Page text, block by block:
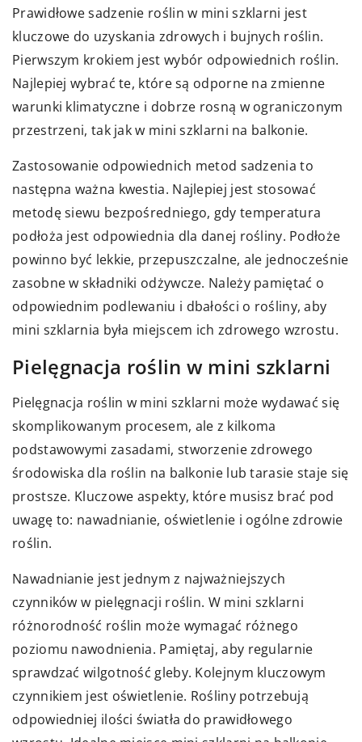
Prawidłowe sadzenie roślin w mini szklarni jest
kluczowe do uzyskania zdrowych i bujnych roślin.
Pierwszym krokiem jest wybór odpowiednich roślin.
Najlepiej wybrać te, które są odporne na zmienne
warunki klimatyczne i dobrze rosną w ograniczonym
przestrzeni, tak jak w mini szklarni na balkonie.
Zastosowanie odpowiednich metod sadzenia to
następna ważna kwestia. Najlepiej jest stosować
metodę siewu bezpośredniego, gdy temperatura
podłoża jest odpowiednia dla danej rośliny. Podłoże
powinno być lekkie, przepuszczalne, ale jednocześnie
zasobne w składniki odżywcze. Należy pamiętać o
odpowiednim podlewaniu i dbałości o rośliny, aby
mini szklarnia była miejscem ich zdrowego wzrostu.
Pielęgnacja roślin w mini szklarni
Pielęgnacja roślin w mini szklarni może wydawać się
skomplikowanym procesem, ale z kilkoma
podstawowymi zasadami, stworzenie zdrowego
środowiska dla roślin na balkonie lub tarasie staje się
prostsze. Kluczowe aspekty, które musisz brać pod
uwagę to: nawadnianie, oświetlenie i ogólne zdrowie
roślin.
Nawadnianie jest jednym z najważniejszych
czynników w pielęgnacji roślin. W mini szklarni
różnorodność roślin może wymagać różnego
poziomu nawodnienia. Pamiętaj, aby regularnie
sprawdzać wilgotność gleby. Kolejnym kluczowym
czynnikiem jest oświetlenie. Rośliny potrzebują
odpowiedniej ilości światła do prawidłowego